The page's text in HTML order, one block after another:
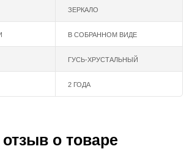
ЗЕРКАЛО
В СОБРАННОМ ВИДЕ
ГУСЬ-ХРУСТАЛЬНЫЙ
2 ГОДА
о товаре